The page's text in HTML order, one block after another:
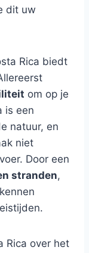
dit uw
Rica biedt
om op je
is een
natuur, en
niet
Door een
stranden,
Rica over het